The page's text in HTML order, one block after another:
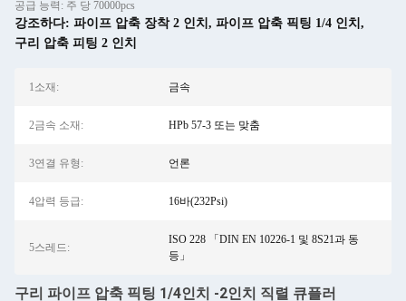
공급 능력: 주 당 70000pcs
강조하다: 파이프 압축 장착 2 인치 , 파이프 압축 픽팅 1/4 인치 ,
구리 압축 피팅 2 인치
1소재: 금속
2금속 소재: HPb 57-3 또는 맞춤
3연결 유형: 언론
4압력 등급: 16바(232Psi)
5스레드:
ISO 228 「DIN EN 10226-1 및 8S21과 동
등」
구리 파이프 압축 픽팅 1/4인치 -2인치 직렬 큐플러